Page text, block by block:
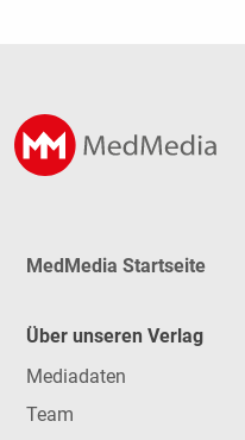
MedMedia Startseite
Über unseren Verlag
Mediadaten
Team